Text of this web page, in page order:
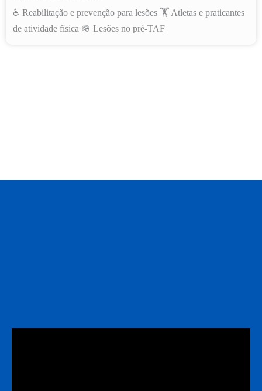
♿️ Reabilitação e prevenção para lesões 🏋️ Atletas e praticantes
de atividade física 🪖 Lesões no pré-TAF |